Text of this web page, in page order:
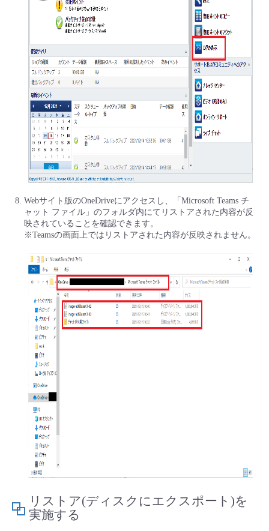
Webサイト版のOneDriveにアクセスし、「Microsoft Teams チ
ャット ファイル」のフォルダ内にてリストアされた内容が反
映されていることを確認できます。
※Teamsの画面上ではリストアされた内容が反映されません。
リストア(ディスクにエクスポート)を
実施する